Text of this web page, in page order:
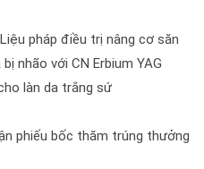
pháp điều trị nâng cơ săn
nhão với CN Erbium YAG
làn da trắng sứ
phiếu bốc thăm trúng thưởng